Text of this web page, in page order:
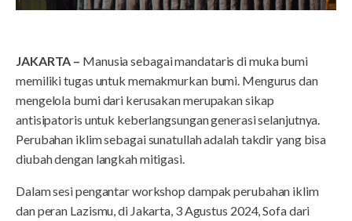
JAKARTA – Manusia sebagai mandataris di muka bumi
memiliki tugas untuk memakmurkan bumi. Mengurus dan
mengelola bumi dari kerusakan merupakan sikap
antisipatoris untuk keberlangsungan generasi selanjutnya.
Perubahan iklim sebagai sunatullah adalah takdir yang bisa
diubah dengan langkah mitigasi.
Dalam sesi pengantar workshop dampak perubahan iklim
dan peran Lazismu, di Jakarta, 3 Agustus 2024, Sofa dari